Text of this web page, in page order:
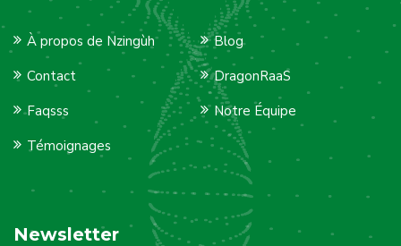
À propos de Nzingùh
Blog
Contact
DragonRaaS
Faqsss
Notre Équipe
Témoignages
Newsletter